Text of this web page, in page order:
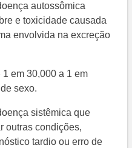
autossômica
e toxicidade causada
envolvida na excreção
em 30,000 a 1 em
sexo.
sistêmica que
outras condições,
tardio ou erro de